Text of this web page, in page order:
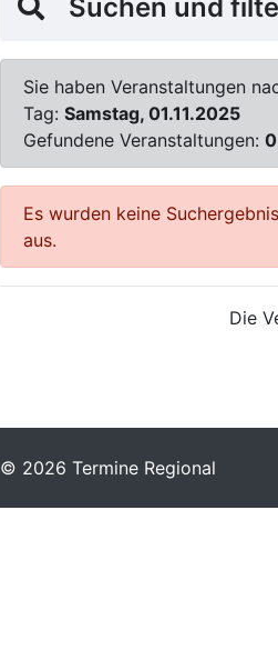
Suchen und
Sie haben Veranstaltungen
Tag: Samstag, 01.11.2025
Gefundene Veranstaltungen: 0
Es wurden keine
aus.
Die
© 2026 Termine Regional